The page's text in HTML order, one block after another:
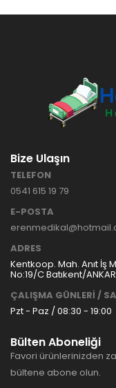
Bize Ulaşın
TELEFON
0541 615 19 79
E-POSTA
ADRES
Kentkoop. Mah. Anıt İş
No:19/C Batıkent/
ÇALIŞMA GÜNLERİ /
Pzt - Paz / 08:30 - 19:00
Bülten Aboneliği
Favori ürünlerinizden
bültene abone olun.